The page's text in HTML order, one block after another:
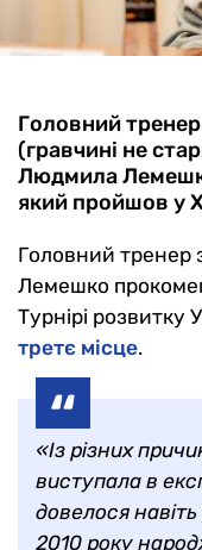
Головний тренер
(гравчині не
Людмила
який пройшов у
Головний тренер
Лемешко
Турнірі розвитку
третє місце.
«Із різних
виступала в
довелося
2010 року